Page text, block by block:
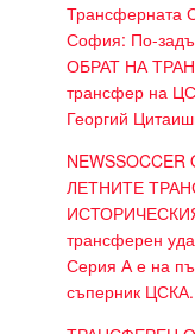
Трансферната
София: По-
ОБРАТ НА
трансфер на
Георгий
NEWSSOCCER
ЛЕТНИТЕ
трансферен
Серия А е на
съперник ЦСКА.